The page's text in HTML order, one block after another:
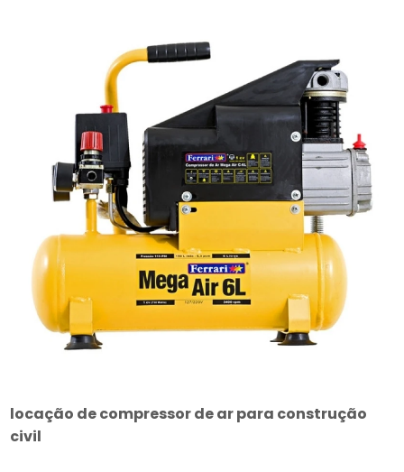
locação de compressor de ar para construção
civil